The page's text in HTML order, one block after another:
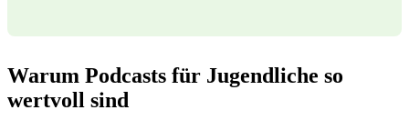
Warum Podcasts für Jugendliche so
wertvoll sind